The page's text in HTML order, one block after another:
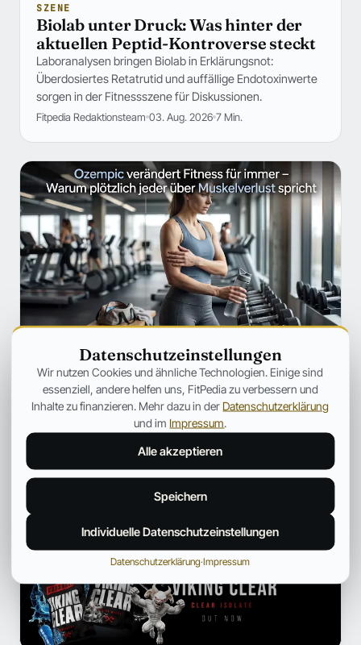
SZENE
Biolab unter Druck: Was hinter der
aktuellen Peptid-Kontroverse steckt
Laboranalysen bringen Biolab in Erklärungsnot:
Überdosiertes Retatrutid und auffällige Endotoxinwerte
sorgen in der Fitnessszene für Diskussionen.
Fitpedia Redaktionsteam 03. Aug. 2026 7 Min.
Ozempic verändert Fitness für immer
– Warum plötzlich jeder über
Muskelverlust spricht
Warum GLP-1-Medikamente immer häufiger unter dem
Aspekt des Muskelabbaus besprochen werden.
Jonas Bauer 19. Juli 2026 12 Min.
Datenschutzeinstellungen
Wir nutzen Cookies und ähnliche Technologien. Einige sind
essenziell, andere helfen uns, FitPedia zu verbessern und
Inhalte zu finanzieren. Mehr dazu in der Datenschutzerklärung
und im Impressum
Alle akzeptieren
Speichern
Individuelle Datenschutzeinstellungen
Datenschutzerklärung·Impressum